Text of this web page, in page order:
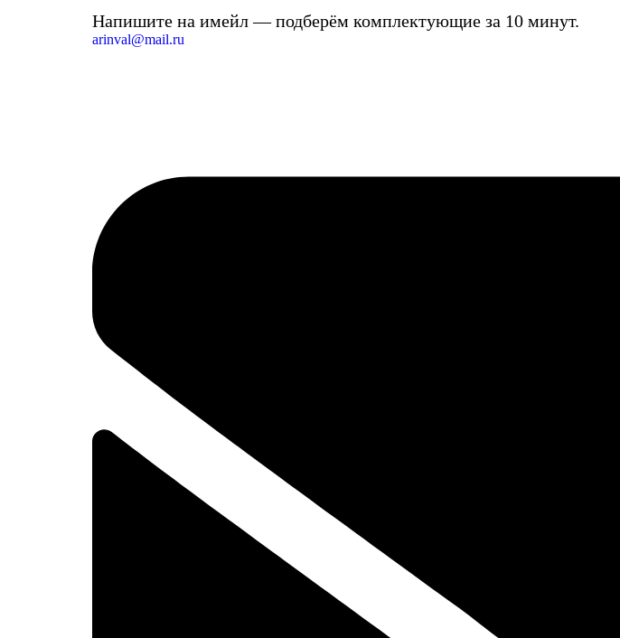
Напишите на имейл — подберём комплектующие за 10 минут.
arinval@mail.ru